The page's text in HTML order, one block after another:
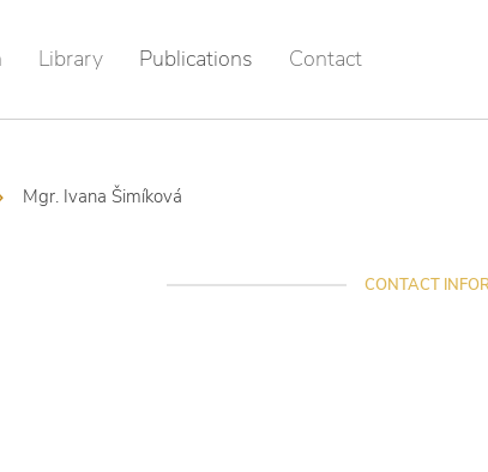
Library Publications Contact
Mgr. Ivana Šimíková
CONTACT